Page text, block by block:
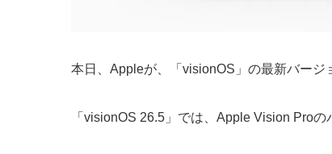
本日、Appleが、「visionOS」の最新バージ
「visionOS 26.5」では、Apple Vision Pro